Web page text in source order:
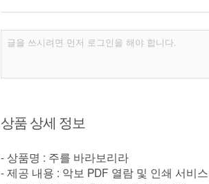
상품 상세 정보
- 상품명 : 주를 바라보리라
- 제공 내용 : 악보 PDF 열람 및 인쇄 서비스